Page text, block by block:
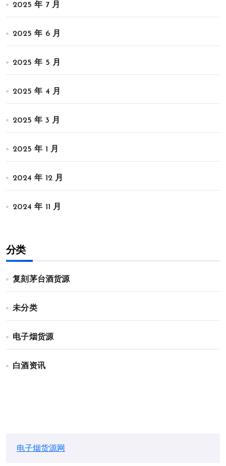
2025 年 7 月
2025 年 6 月
2025 年 5 月
2025 年 4 月
2025 年 3 月
2025 年 1 月
2024 年 12 月
2024 年 11 月
分类
复刻茅台酒货源
未分类
电子烟货源
白酒资讯
电子烟货源网